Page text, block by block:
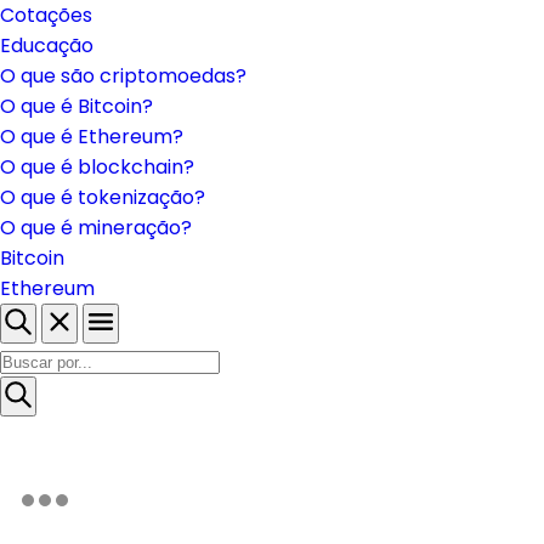
Cotações
Educação
O que são criptomoedas?
O que é Bitcoin?
O que é Ethereum?
O que é blockchain?
O que é tokenização?
O que é mineração?
Bitcoin
Ethereum